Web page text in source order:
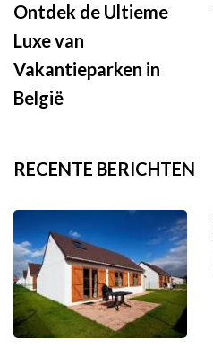
Ontdek de Ultieme
Luxe van
Vakantieparken in
België
RECENTE BERICHTEN